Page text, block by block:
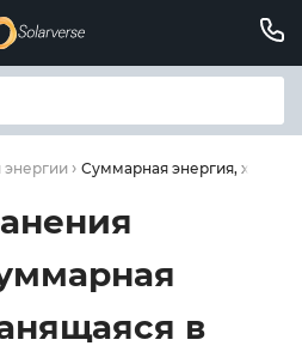
Суммарная энергия,
в